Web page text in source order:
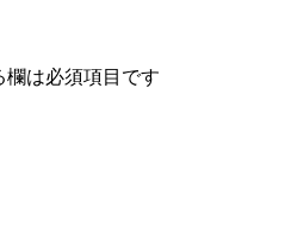
欄は必須項目です